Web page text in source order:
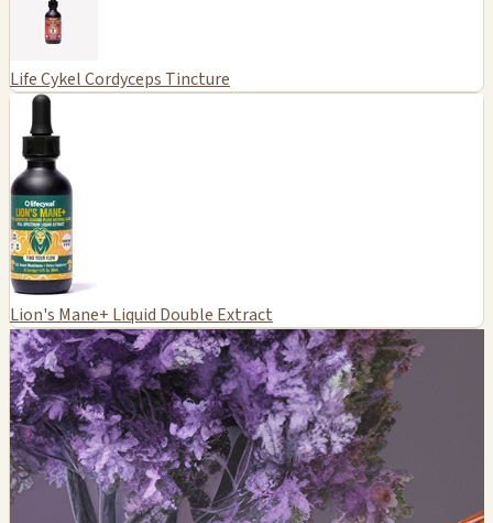
Life Cykel Cordyceps Tincture
Lion's Mane+ Liquid Double Extract